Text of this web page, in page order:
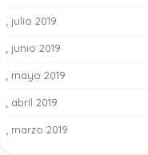
julio 2019
junio 2019
mayo 2019
abril 2019
marzo 2019